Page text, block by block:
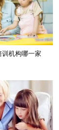
机构哪一家